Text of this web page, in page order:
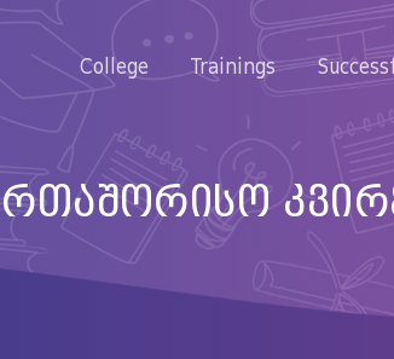
College Trainings